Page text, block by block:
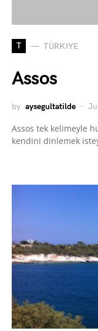
T TÜRKIYE
Assos
by aysegultatilde
Assos tek kelimeyle
kendini dinlemek